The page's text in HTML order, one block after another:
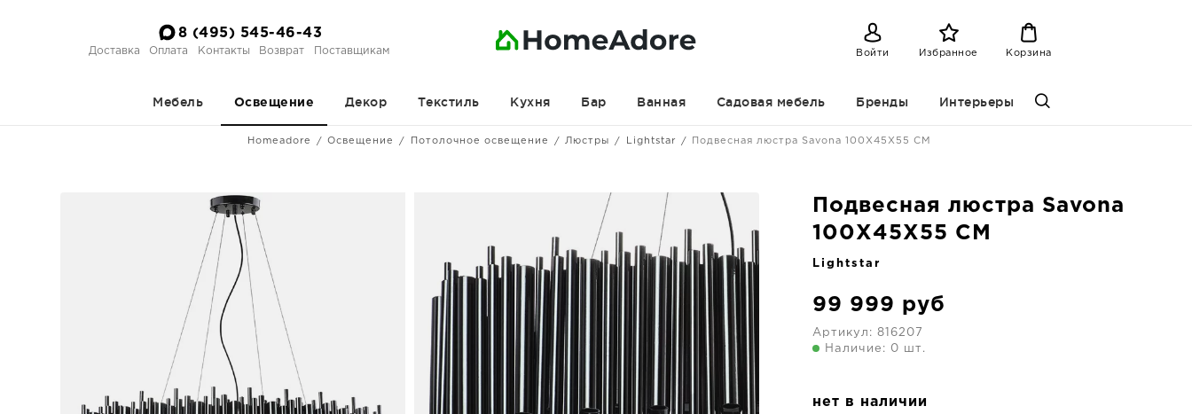
8 (495) 545-46-43
Доставка Оплата Контакты Возврат Поставщикам Войти Избранное Корзина
Мебель Освещение Декор Текстиль Кухня Бар Ванная Садовая мебель Бренды Интерьеры
Homeadore Освещение Потолочное освещение Люстры Lightstar Подвесная люстра Savona 100X45X55 CM
Подвесная люстра Savona
100X45X55 CM
Lightstar
99 999 руб
Артикул: 816207
Наличие: 0 шт.
нет в наличии